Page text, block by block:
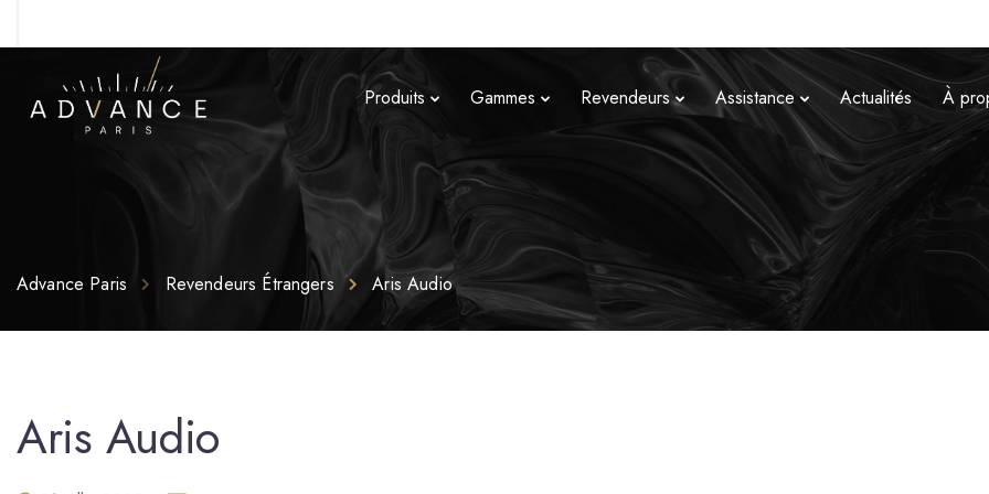
Produits Gammes Revendeurs Assistance Actualités À
Advance Paris Revendeurs Étrangers Aris Audio
Aris Audio